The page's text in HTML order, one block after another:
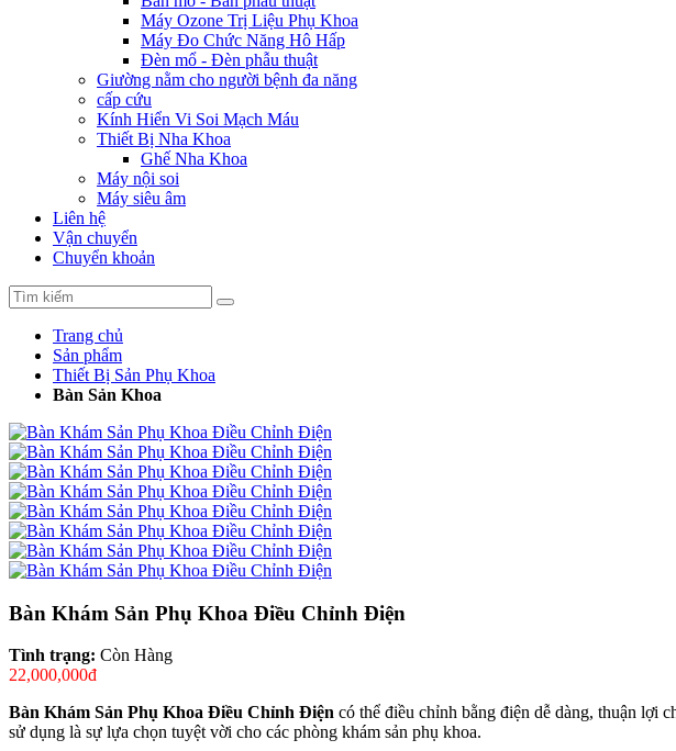
Máy Ozone Trị Liệu Phụ Khoa
Máy Đo Chức Năng Hô Hấp
Đèn mổ - Đèn phẫu thuật
Giường nằm cho người bệnh đa năng
cấp cứu
Kính Hiển Vi Soi Mạch Máu
Thiết Bị Nha Khoa
Ghế Nha Khoa
Máy nội soi
Máy siêu âm
Liên hệ
Vận chuyển
Chuyển khoản
Trang chủ
Sản phẩm
Thiết Bị Sản Phụ Khoa
Bàn Sản Khoa
Bàn Khám Sản Phụ Khoa Điều Chỉnh Điện
Tình trạng: Còn Hàng
22,000,000đ
Bàn Khám Sản Phụ Khoa Điều Chỉnh Điện có thể điều chỉnh bằng điện dễ dàng, thuận lợi
sử dụng là sự lựa chọn tuyệt vời cho các phòng khám sản phụ khoa.